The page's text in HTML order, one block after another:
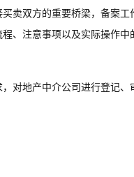
卖双方的重要桥梁，备案
、注意事项以及实际操作中
对地产中介公司进行登记